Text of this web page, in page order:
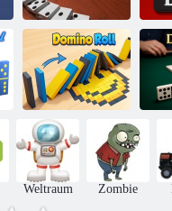
Domino
Multiplayer
Domino-Rolle
Weltraum Zombie